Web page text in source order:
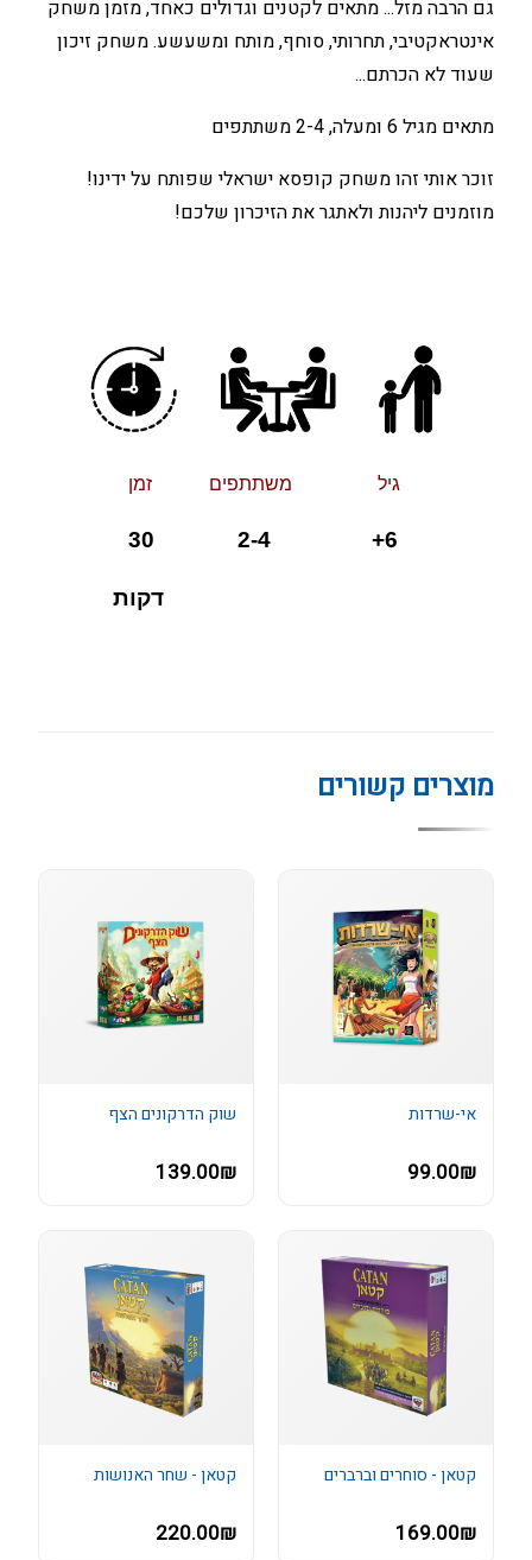
גם הרבה מזל... מתאים לקטנים וגדולים כאחד, מזמן משחק
אינטראקטיבי, תחרותי, סוחף, מותח ומשעשע. משחק זיכון
שעוד לא הכרתם...
מתאים מגיל 6 ומעלה, 2-4 משתתפים
זוכר אותי זהו משחק קופסא ישראלי שפותח על ידינו!
מוזמנים ליהנות ולאתגר את הזיכרון שלכם!
גיל משתתפים זמן
דקות
מוצרים קשורים
אי-שרדות
99.00₪
שוק הדרקונים הצף
139.00₪
קטאן - סוחרים וברברים
169.00₪
קטאן - שחר האנושות
220.00₪